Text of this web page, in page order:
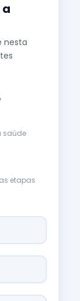
nesta
saúde
etapas